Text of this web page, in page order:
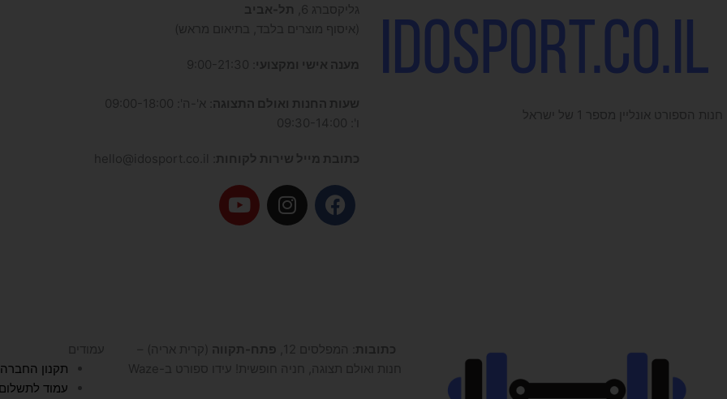
חנות הספורט אונליין מספר 1 של ישראל
גליקסברג 6,
תל-אביב
(איסוף מוצרים בלבד, בתיאום מראש)
מענה אישי ומקצועי
שעות החנות ואולם התצוגה : א'-ה': 09:00-18:00
כתובת מייל שירות לקוחות
F
a
I
n
m
Y
o
כתובות : המפלסים 12, פתח-תקווה (קרית אריה) –
חנות ואולם תצוגה, חניה חופשית! עידו ספורט ב-Waze
עמודים
תקנון החברה
עמוד